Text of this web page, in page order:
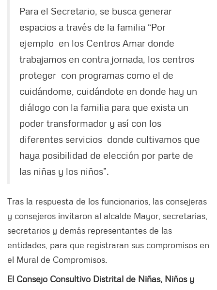
Para el Secretario, se busca generar
espacios a través de la familia “Por
ejemplo en los Centros Amar donde
trabajamos en contra jornada, los centros
proteger con programas como el de
cuidándome, cuidándote en donde hay un
diálogo con la familia para que exista un
poder transformador y así con los
diferentes servicios donde cultivamos que
haya posibilidad de elección por parte de
las niñas y los niños”.
Tras la respuesta de los funcionarios, las consejeras
y consejeros invitaron al alcalde Mayor, secretarias,
secretarios y demás representantes de las
entidades, para que registraran sus compromisos en
el Mural de Compromisos.
El Consejo Consultivo Distrital de Niñas, Niños y